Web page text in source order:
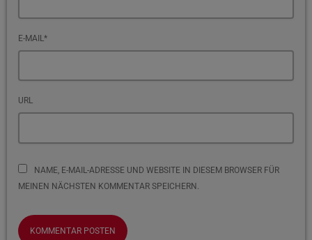
E-MAIL*
URL
NAME, E-MAIL-ADRESSE UND WEBSITE IN DIESEM BROWSER FÜR
MEINEN NÄCHSTEN KOMMENTAR SPEICHERN.